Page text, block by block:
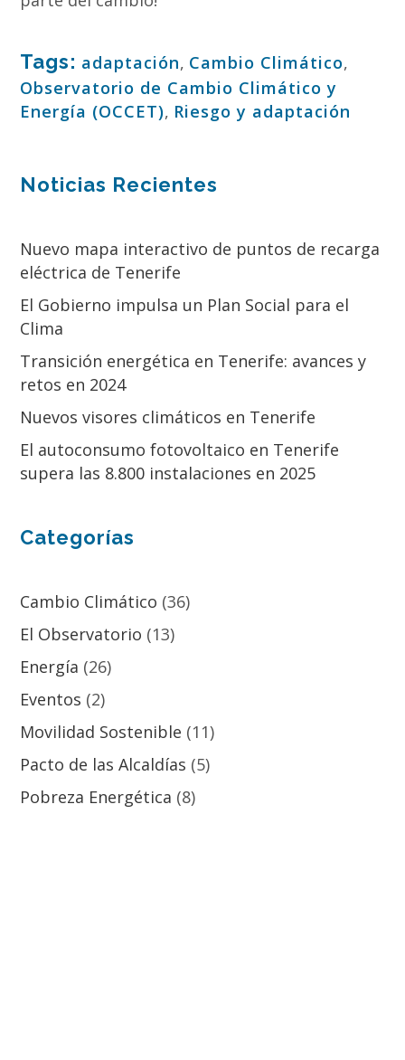
Tags: adaptación, Cambio Climático,
Observatorio de Cambio Climático y
Energía (OCCET), Riesgo y adaptación
Noticias Recientes
Nuevo mapa interactivo de puntos de recarga
eléctrica de Tenerife
El Gobierno impulsa un Plan Social para el
Clima
Transición energética en Tenerife: avances y
retos en 2024
Nuevos visores climáticos en Tenerife
El autoconsumo fotovoltaico en Tenerife
supera las 8.800 instalaciones en 2025
Categorías
Cambio Climático (36)
El Observatorio (13)
Energía (26)
Eventos (2)
Movilidad Sostenible (11)
Pacto de las Alcaldías (5)
Pobreza Energética (8)